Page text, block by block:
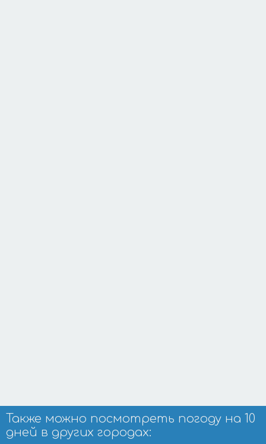
Также можно посмотреть погоду на 10
дней в других городах: